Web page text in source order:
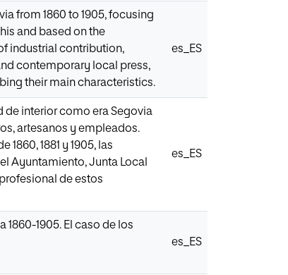
from 1860 to 1905, focusing
and based on the
industrial contribution,
contemporary local press,
their main characteristics.
es_ES
de interior como era Segovia
artesanos y empleados.
1881 y 1905, las
Ayuntamiento, Junta Local
de estos
es_ES
1905. El caso de los
es_ES